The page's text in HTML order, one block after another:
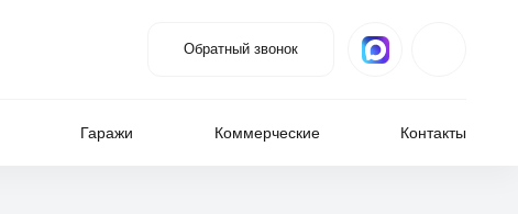
Обратный звонок
Гаражи Коммерческие Контакты